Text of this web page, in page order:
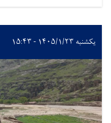
یکشنبه ۱۴۰۵/۱/۲۳ - ۱۵:۴۳